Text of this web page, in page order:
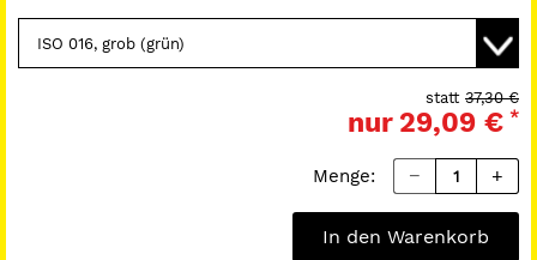
37,30 €
statt
nur 29,09 € *
Menge:
In den Warenkorb